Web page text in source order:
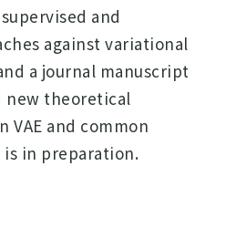
and
against variational
a journal manuscript
new theoretical
VAE and common
in preparation.